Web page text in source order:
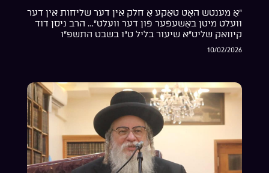
“אַ מענטש האָט טאַקע אַ חלק אין דער שליחות אין דער
וועלט מיטן באַשעפֿער פֿון דער וועלט”… הרב ניסן דוד
קיוואק שליט”א שיעור בליל ט”ו בשבט התשפ”ו
10/02/2026